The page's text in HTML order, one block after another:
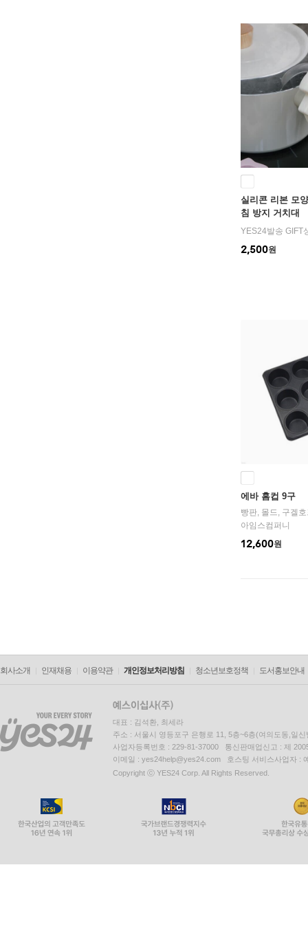
실리콘 리본 모
침 방지 거치대
YES24발송 GIFT
2,500원
에바 홈컵 9구
아임스컴퍼니
12,600원
회사소개 인재채용 이용약관 개인정보처리방침 청소년보호정책 도서홍보안내
대표 : 김석환, 최세라
주소 : 서울시 영등포구 은행로 11, 5층~6층(여의도동,일신
사업자등록번호 : 229-81-37000 통신판매업신고 : 제
이메일 : yes24help@yes24.com 호스팅 서비스사업자 :
Copyright ⓒ YES24 Corp. All Rights Reserved.